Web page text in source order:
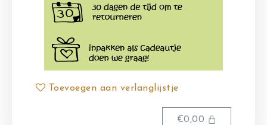
Toevoegen aan verlanglijstje
€0,00